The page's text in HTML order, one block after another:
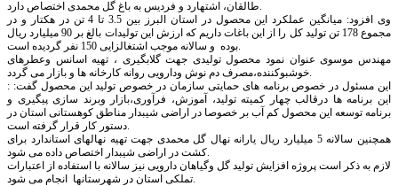
طالقان، اشتهارد و فردیس به باغ گل محمدی اختصاص دارد.
وی افزود: میانگین عملکرد این محصول در استان البرز بین 3.5 تا 4 تن در هکتار و در
مجموع 178 تن تولید کل را از این باغات داریم که ارزش این تولیدات بالغ بر 90 میلیارد ریال
بوده و سالانه موجب اشتغالزایی 150 نفر گردیده است.
مهندس موسوی عنوان نمود محصول تولیدی جهت گلابگیری ، تهیه اسانس وعطرهای
خوشبوکننده،مصرف دم نوش ودارویی روانه کارخانه ها و بازار می گردد.
این مسئول در خصوص برنامه های حمایتی سازمان در خصوص تولید این محصول گفت: :
این برنامه ها درقالب چهار کمیته تولید، آموزش، فرآوری،بازار وبرند سازی پیگیری و
برنامه توسعه این محصول کم آب بر خصوصا در اراضی شیبدار مناطق کوهستانی استان در
دستور کار قرار گرفته است.
همچنین سالانه 5 میلیارد ریال یارانه نهال گل محمدی جهت تهیه نهالهای استاندارد برای
کشت در اراضی شیبدار اختصاص داده می شود.
لازم به ذکر است پروژه افزایش تولید گل وگیاهان دارویی نیز سالانه با استفاده از اعتبارات
تملکی استان در شهرستانها انجام می شود.